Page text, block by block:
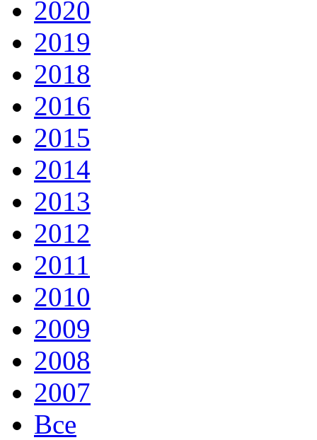
2020
2019
2018
2016
2015
2014
2013
2012
2011
2010
2009
2008
2007
Все